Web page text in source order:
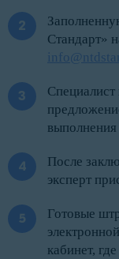
Стандарт»
Специалист
выполнения
После
эксперт
Готовые
кабинет,